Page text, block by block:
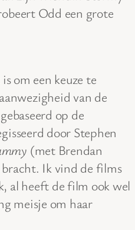
Odd een grote
om een keuze te
van de
op de
door Stephen
(met Brendan
Ik vind de films
al heeft de film ook wel
meisje om haar